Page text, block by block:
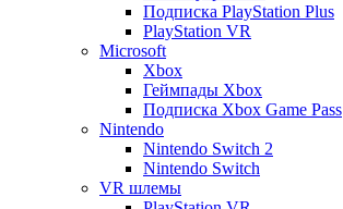
Подписка PlayStation Plus
PlayStation VR
Microsoft
Xbox
Геймпады Xbox
Подписка Xbox Game Pass
Nintendo
Nintendo Switch 2
Nintendo Switch
VR шлемы